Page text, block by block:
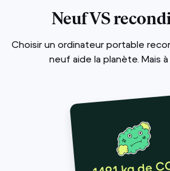
Neuf VS
Choisir un ordinateur portable
neuf aide la planète. Mais